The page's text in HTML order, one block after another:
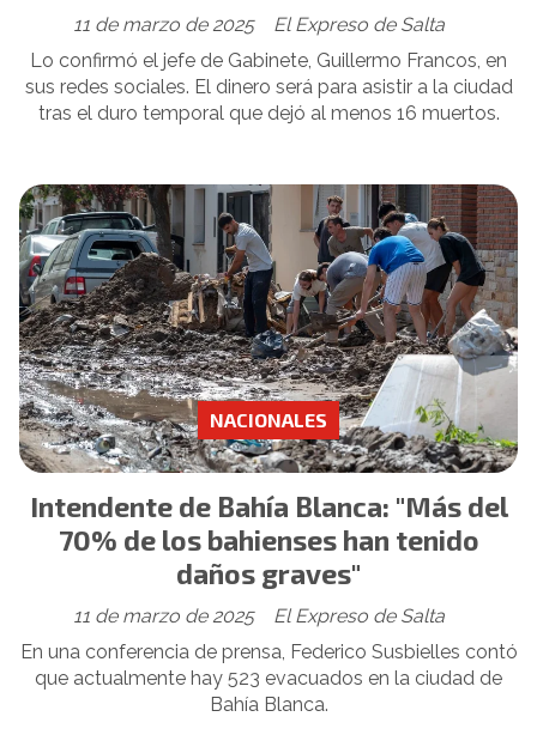
El Expreso de Salta
11 de marzo de 2025
Lo confirmó el jefe de Gabinete, Guillermo Francos, en
sus redes sociales. El dinero será para asistir a la ciudad
tras el duro temporal que dejó al menos 16 muertos.
Intendente de Bahía Blanca: "Más del
70% de los bahienses han tenido
daños graves"
El Expreso de Salta
NACIONALES
11 de marzo de 2025
En una conferencia de prensa, Federico Susbielles contó
que actualmente hay 523 evacuados en la ciudad de
Bahía Blanca.